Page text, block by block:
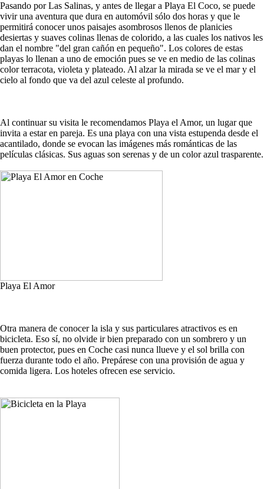
Pasando por Las Salinas, y antes de llegar a Playa El Coco, se puede
vivir una aventura que dura en automóvil sólo dos horas y que le
permitirá conocer unos paisajes asombrosos llenos de planicies
desiertas y suaves colinas llenas de colorido, a las cuales los nativos les
dan el nombre "del gran cañón en pequeño". Los colores de estas
playas lo llenan a uno de emoción pues se ve en medio de las colinas
color terracota, violeta y plateado. Al alzar la mirada se ve el mar y el
cielo al fondo que va del azul celeste al profundo.
Al continuar su visita le recomendamos Playa el Amor, un lugar que
invita a estar en pareja. Es una playa con una vista estupenda desde el
acantilado, donde se evocan las imágenes más románticas de las
películas clásicas. Sus aguas son serenas y de un color azul trasparente.
Playa El Amor
Otra manera de conocer la isla y sus particulares atractivos es en
bicicleta. Eso sí, no olvide ir bien preparado con un sombrero y un
buen protector, pues en Coche casi nunca llueve y el sol brilla con
fuerza durante todo el año. Prepárese con una provisión de agua y
comida ligera. Los hoteles ofrecen ese servicio.